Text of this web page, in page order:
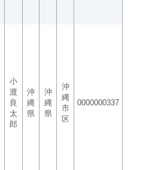
小
渡
良
太
郎
沖
縄
県
沖
縄
県
沖
縄
市
区
0000000337